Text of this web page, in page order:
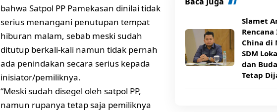
Slamet
China di
SDM
dan
Tetap
bahwa Satpol PP Pamekasan dinilai tidak
serius menangani penutupan tempat
hiburan malam, sebab meski sudah
ditutup berkali-kali namun tidak pernah
ada penindakan secara serius kepada
inisiator/pemiliknya.
“Meski sudah disegel oleh satpol PP,
namun rupanya tetap saja pemiliknya